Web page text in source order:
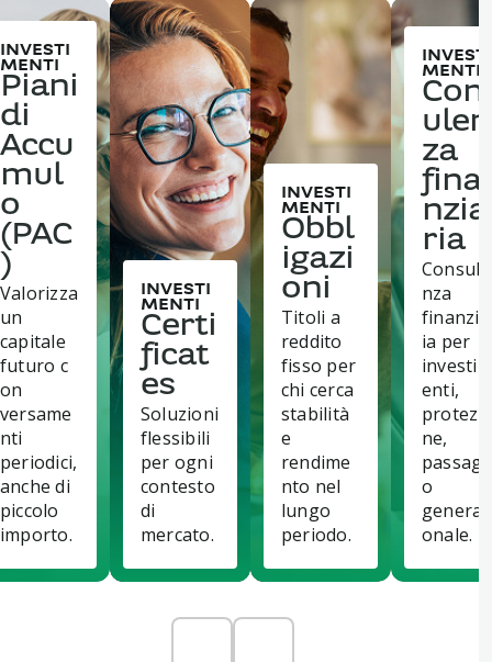
INVESTI
MENTI
Piani
di
Accu
mul
o
(PAC
)
Valorizza
un
capitale
futuro c
on
versame
nti
periodici,
anche di
piccolo
importo.
INVESTI
MENTI
Certi
ficat
es
Soluzioni
flessibili
per ogni
contesto
di
mercato.
INVESTI
MENTI
Obbl
igazi
oni
Titoli a
reddito
fisso per
chi cerca
stabilità
e
rendime
nto nel
lungo
periodo.
INVESTI
MENTI
ulen
za
fina
nzia
ria
Consule
nza
ia per
investim
enti,
ne,
o
onale.